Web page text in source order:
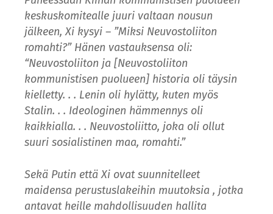
keskuskomitealle juuri valtaan nousun
jälkeen, Xi kysyi – ”Miksi Neuvostoliiton
romahti?” Hänen vastauksensa oli:
“Neuvostoliiton ja [Neuvostoliiton
kommunistisen puolueen] historia oli täysin
kielletty. . . Lenin oli hylätty, kuten myös
Stalin. . . Ideologinen hämmennys oli
kaikkialla. . . Neuvostoliitto, joka oli ollut
suuri sosialistinen maa, romahti.”
Sekä Putin että Xi ovat suunnitelleet
maidensa perustuslakeihin muutoksia , jotka
antavat heille mahdollisuuden hallita